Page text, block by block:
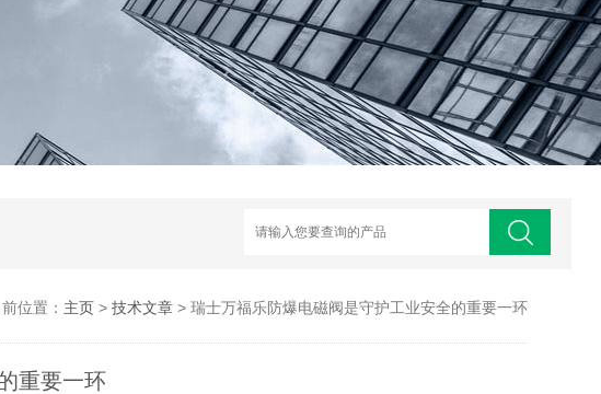
位置： 主页> 技术文章> 瑞士万福乐防爆电磁阀是守护工业安全的重要一环
重要一环